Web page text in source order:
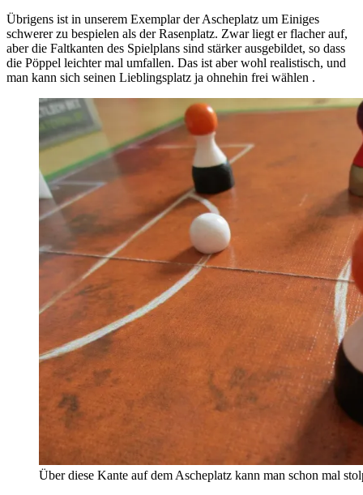
Übrigens ist in unserem Exemplar der Ascheplatz um Einiges
schwerer zu bespielen als der Rasenplatz. Zwar liegt er flacher auf,
aber die Faltkanten des Spielplans sind stärker ausgebildet, so dass
die Pöppel leichter mal umfallen. Das ist aber wohl realistisch, und
man kann sich seinen Lieblingsplatz ja ohnehin frei wählen .
Über diese Kante auf dem Ascheplatz kann man schon mal